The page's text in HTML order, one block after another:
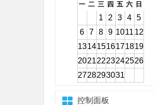
一 二 三 四 五 六 日
1 2 3 4
5
6
7 8 9 1011 12
13141516171819
20212223242526
2728293031
控制面板